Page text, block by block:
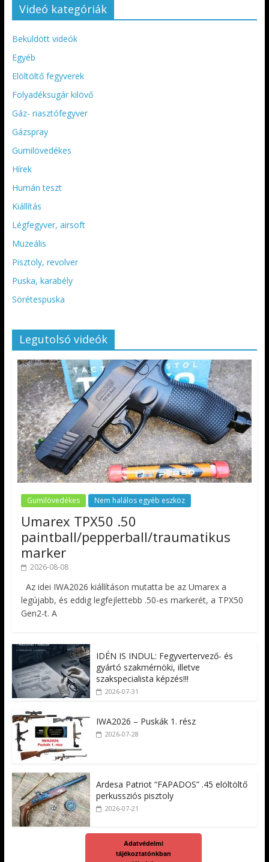
Videó kategóriák
Beküldött videók
Egyéb
Elöltöltő fegyverek
Folyadéksugár kilövő
Gáz- riasztófegyver
Gázspray
Gumilövedékes
Hírek
Humán teszt
Kiállítás
Légfegyver, airsoft
Muzeális
Pisztoly, revolver
Puska, karabély
Sörétespuska
Legutolsó videók
Gumilövedékes Nem halálos egyéb eszköz
Umarex TPX50 .50
paintball/pepperball/traumatikus
marker
2026-08-08
Az idei IWA2026 kiállításon mutatta be az Umarex a
legújabb, és eddig legfejlettebb .50-es markerét, a TPX50
Gen2-t. A
IDÉN IS INDUL: Fegyvertervező- és
gyártó szakmérnöki, illetve
szakspecialista képzés!!!
2026-07-31
IWA2026 – Puskák 1. rész
2026-07-28
Ardesa Patriot “FAPADOS” .45 elöltöltő
perkussziós pisztoly
2026-07-21
Adatvédelmi
tájékoztatónkban